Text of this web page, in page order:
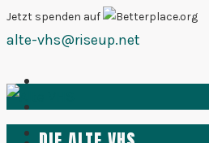
Zum
Inhalt
Jetzt spenden auf
alte-vhs@riseup.net